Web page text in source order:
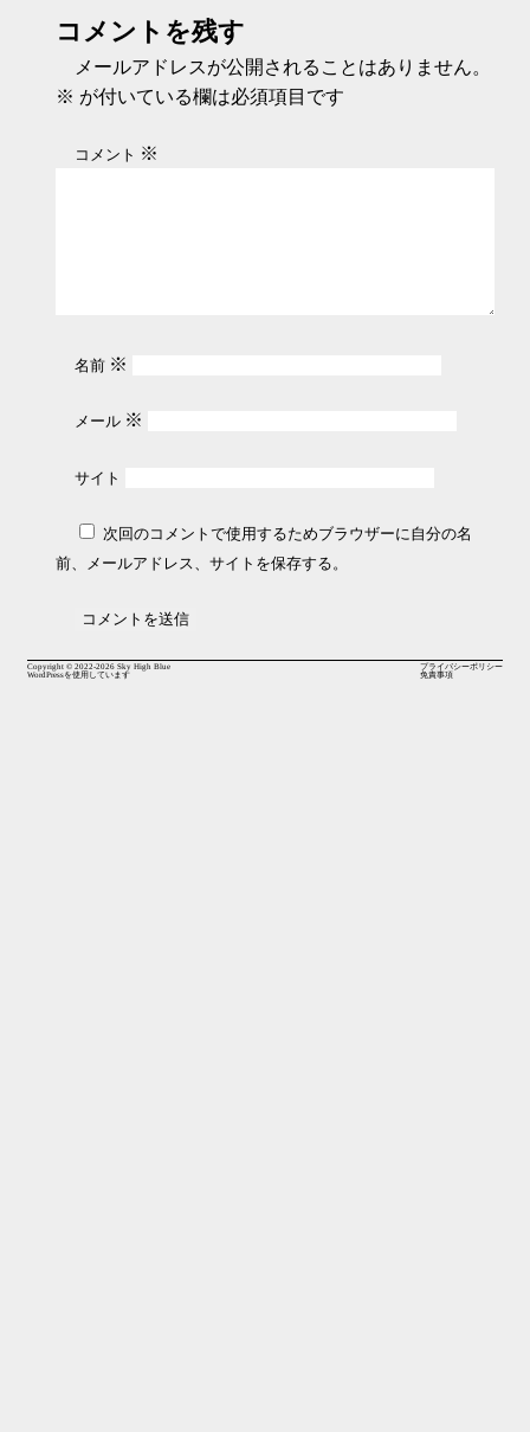
荷停止 6月まで延
コメントを残す
メールアドレスが公開されることはありません。
※ が付いている欄は必須項目です
コメント ※
名前 ※
メール ※
サイト
次回のコメントで使用するためブラウザーに自分の名
前、メールアドレス、サイトを保存する。
Copyright © 2022-2026 Sky High Blue
WordPressを使用しています
プライバシーポリシー
免責事項